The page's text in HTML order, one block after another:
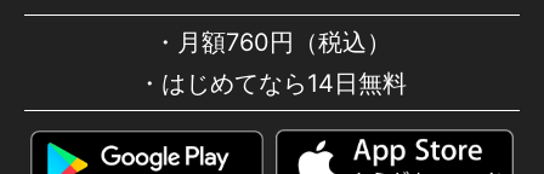
月額760円（税込）
はじめてなら14日無料